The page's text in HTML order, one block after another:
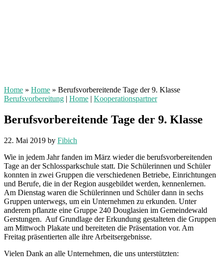
Home » Home » Berufsvorbereitende Tage der 9. Klasse
Berufsvorbereitung | Home | Kooperationspartner
Berufsvorbereitende Tage der 9. Klasse
22. Mai 2019 by Fibich
Wie in jedem Jahr fanden im März wieder die berufsvorbereitenden
Tage an der Schlossparkschule statt. Die Schülerinnen und Schüler
konnten in zwei Gruppen die verschiedenen Betriebe, Einrichtungen
und Berufe, die in der Region ausgebildet werden, kennenlernen.
Am Dienstag waren die Schülerinnen und Schüler dann in sechs
Gruppen unterwegs, um ein Unternehmen zu erkunden. Unter
anderem pflanzte eine Gruppe 240 Douglasien im Gemeindewald
Gerstungen. Auf Grundlage der Erkundung gestalteten die Gruppen
am Mittwoch Plakate und bereiteten die Präsentation vor. Am
Freitag präsentierten alle ihre Arbeitsergebnisse.
Vielen Dank an alle Unternehmen, die uns unterstützten: